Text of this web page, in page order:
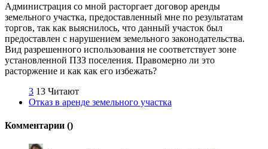
Администрация со мной расторгает договор аренды
земельного участка, предоставленный мне по результатам
торгов, так как выяснилось, что данный участок был
предоставлен с нарушением земельного законодательства.
Вид разрешенного использования не соответствует зоне
установленной ПЗЗ поселения. Правомерно ли это
расторжение и как как его избежать?
3 13 Читают
Отказ в аренде земельного участка
Комментарии ()